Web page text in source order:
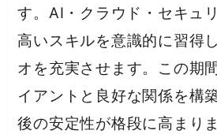
す。AI・クラウド・セキュ
高いスキルを意識的に習得
オを充実させます。この期
イアントと良好な関係を構
後の安定性が格段に高まりま